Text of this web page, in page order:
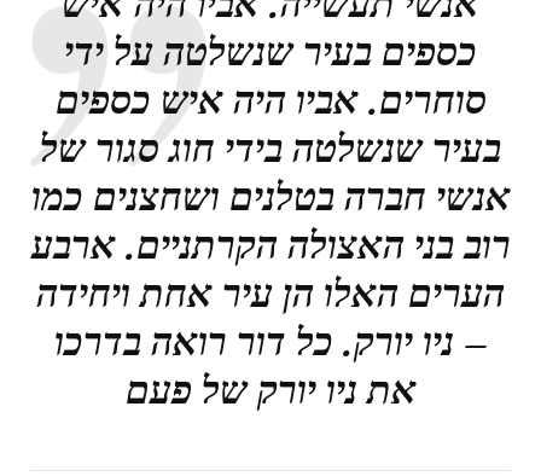
כספים בעיר שנשלטה על ידי
סוחרים. אביו היה איש כספים
בעיר שנשלטה בידי חוג סגור של
אנשי חברה בטלנים ושחצנים כמו
רוב בני האצולה הקרתניים. ארבע
הערים האלו הן עיר אחת ויחידה
– ניו יורק. כל דור רואה בדרכו
את ניו יורק של פעם